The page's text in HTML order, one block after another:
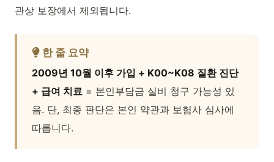
관상 보장에서 제외됩니다.
한 줄 요약
2009년 10월 이후 가입 + K00~K08 질환 진단
+ 급여 치료 = 본인부담금 실비 청구 가능성 있
음. 단, 최종 판단은 본인 약관과 보험사 심사에
따릅니다.